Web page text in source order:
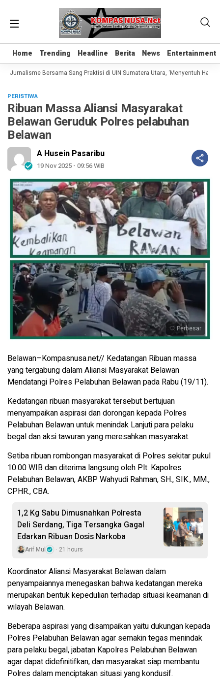
Home Trending Headline Berita News Entertainment
Home Trending Headline Berita News Entertainment
Jurnalisme Bersama Sang Praktisi di UIN Sumatera Utara, ‘Menyentuh Hati
PERISTIWA
Ribuan Massa Aliansi Masyarakat
Belawan Geruduk Polres pelabuhan
Belawan
A Husein Pasaribu
19 Nov 2025 - 09:56 WIB
Perbesar
Belawan–Kompasnusa.net// Kedatangan Ribuan massa
yang tergabung dalam Aliansi Masyarakat Belawan
Mendatangi Polres Pelabuhan Belawan pada Rabu (19/11).
Kedatangan ribuan masyarakat tersebut bertujuan
menyampaikan aspirasi dan dorongan kepada Polres
Pelabuhan Belawan untuk menindak Lanjuti para pelaku
begal dan aksi tawuran yang meresahkan masyarakat.
Setiba ribuan rombongan masyarakat di Polres sekitar pukul
10.00 WIB dan diterima langsung oleh Plt. Kapolres
Pelabuhan Belawan, AKBP Wahyudi Rahman, SH., SIK., MM.,
CPHR., CBA.
1,2 Kg Sabu Dimusnahkan Polresta
Deli Serdang, Tiga Tersangka Gagal
Edarkan Ribuan Dosis Narkoba
Arif Mul 21 hours
Koordinator Aliansi Masyarakat Belawan dalam
penyampaiannya menegaskan bahwa kedatangan mereka
merupakan bentuk kepedulian terhadap situasi keamanan di
wilayah Belawan.
Beberapa aspirasi yang disampaikan yaitu dukungan kepada
Polres Pelabuhan Belawan agar semakin tegas menindak
para pelaku begal, jabatan Kapolres Pelabuhan Belawan
agar dapat didefinitifkan, dan masyarakat siap membantu
Polres dalam menciptakan situasi yang kondusif.